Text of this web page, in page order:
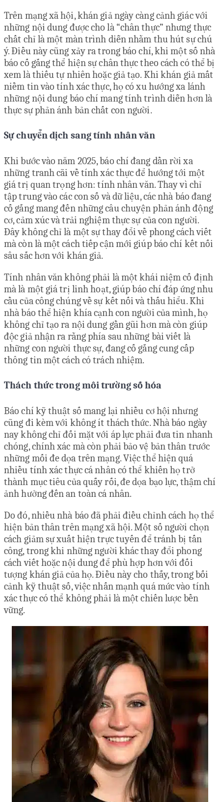
Trên mạng xã hội, khán giả ngày càng cảnh giác với
những nội dung được cho là “chân thực” nhưng thực
chất chỉ là một màn trình diễn nhằm thu hút sự chú
ý. Điều này cũng xảy ra trong báo chí, khi một số nhà
báo cố gắng thể hiện sự chân thực theo cách có thể bị
xem là thiếu tự nhiên hoặc giả tạo. Khi khán giả mất
niềm tin vào tính xác thực, họ có xu hướng xa lánh
những nội dung báo chí mang tính trình diễn hơn là
thực sự phản ánh bản chất con người.
Sự chuyển dịch sang tính nhân văn
Khi bước vào năm 2025, báo chí đang dần rời xa
những tranh cãi về tính xác thực để hướng tới một
giá trị quan trọng hơn: tính nhân văn. Thay vì chỉ
tập trung vào các con số và dữ liệu, các nhà báo đang
cố gắng mang đến những câu chuyện phản ánh động
cơ, cảm xúc và trải nghiệm thực sự của con người.
Đây không chỉ là một sự thay đổi về phong cách viết
mà còn là một cách tiếp cận mới giúp báo chí kết nối
sâu sắc hơn với khán giả.
Tính nhân văn không phải là một khái niệm cố định
mà là một giá trị linh hoạt, giúp báo chí đáp ứng nhu
cầu của công chúng về sự kết nối và thấu hiểu. Khi
nhà báo thể hiện khía cạnh con người của mình, họ
không chỉ tạo ra nội dung gần gũi hơn mà còn giúp
độc giả nhận ra rằng phía sau những bài viết là
những con người thực sự, đang cố gắng cung cấp
thông tin một cách có trách nhiệm.
Thách thức trong môi trường số hóa
Báo chí kỹ thuật số mang lại nhiều cơ hội nhưng
cũng đi kèm với không ít thách thức. Nhà báo ngày
nay không chỉ đối mặt với áp lực phải đưa tin nhanh
chóng, chính xác mà còn phải bảo vệ bản thân trước
những mối đe dọa trên mạng. Việc thể hiện quá
nhiều tính xác thực cá nhân có thể khiến họ trở
thành mục tiêu của quấy rối, đe dọa bạo lực, thậm chí
ảnh hưởng đến an toàn cá nhân.
Do đó, nhiều nhà báo đã phải điều chỉnh cách họ thể
hiện bản thân trên mạng xã hội. Một số người chọn
cách giảm sự xuất hiện trực tuyến để tránh bị tấn
công, trong khi những người khác thay đổi phong
cách viết hoặc nội dung để phù hợp hơn với đối
tượng khán giả của họ. Điều này cho thấy, trong bối
cảnh kỹ thuật số, việc nhấn mạnh quá mức vào tính
xác thực có thể không phải là một chiến lược bền
vững.